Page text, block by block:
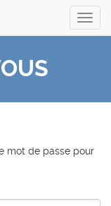
mot de passe pour